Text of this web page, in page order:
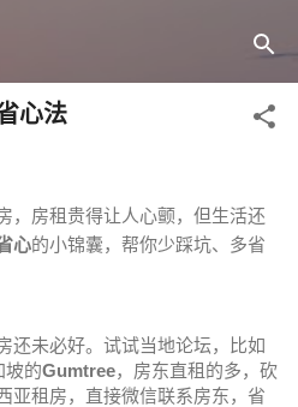
心法
，房租贵得让人心颤，但生活还
心的小锦囊，帮你少踩坑、多省
还未必好。试试当地论坛，比如
坡的Gumtree，房东直租的多，砍
亚租房，直接微信联系房东，省